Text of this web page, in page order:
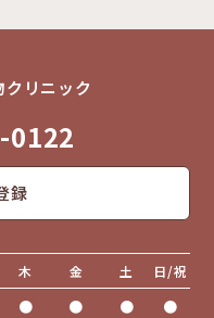
0122
録
木 金 土 日/祝
● ● ● ●